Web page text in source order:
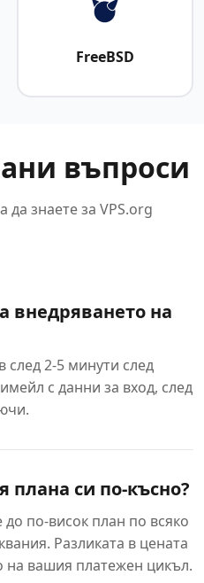
FreeBSD
въпроси
да знаете за VPS.org
внедряването на
след 2-5 минути след
с данни за вход, след
плана си по-късно?
по-висок план по всяко
Разликата в цената
вашия платежен цикъл.